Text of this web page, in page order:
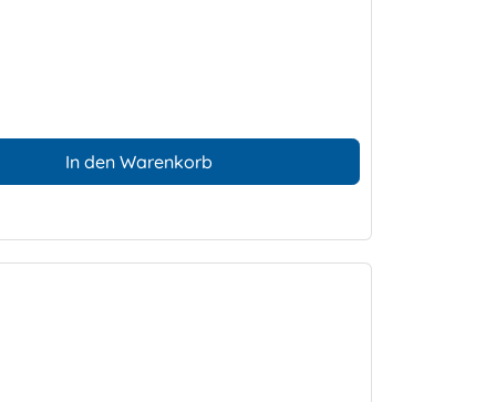
In den Warenkorb